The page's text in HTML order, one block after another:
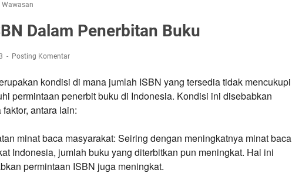
Dalam Penerbitan Buku
Posting Komentar
kondisi di mana jumlah ISBN yang tersedia tidak mencukupi
permintaan penerbit buku di Indonesia. Kondisi ini disebabkan
antara lain:
minat baca masyarakat: Seiring dengan meningkatnya minat baca
Indonesia, jumlah buku yang diterbitkan pun meningkat. Hal ini
permintaan ISBN juga meningkat.